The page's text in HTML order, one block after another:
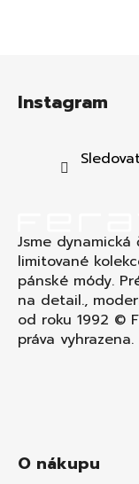
Instagram
Jsme
limitované
pánské módy.
na detail.,
od roku 1992 ©
práva vyhrazena.
O nákupu